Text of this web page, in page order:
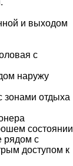
и выходом
с
наружу
зонами отдыха
состоянии
рядом с
доступом к